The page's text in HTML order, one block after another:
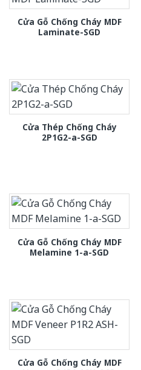
Cửa Gỗ Chống Cháy MDF
Laminate-SGD
Cửa Thép Chống Cháy
2P1G2-a-SGD
Cửa Gỗ Chống Cháy MDF
Melamine 1-a-SGD
Cửa Gỗ Chống Cháy MDF